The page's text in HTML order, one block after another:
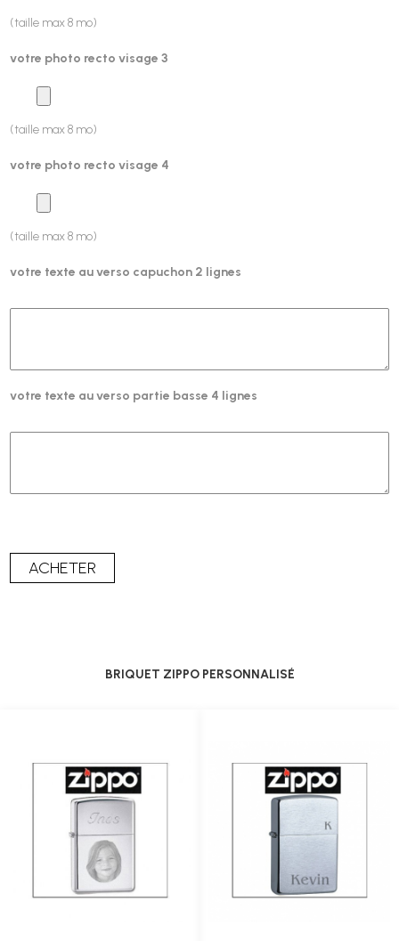
(taille max 8 mo)
votre photo recto visage 3
(taille max 8 mo)
votre photo recto visage 4
(taille max 8 mo)
votre texte au verso capuchon 2 lignes
votre texte au verso partie basse 4 lignes
BRIQUET ZIPPO PERSONNALISÉ